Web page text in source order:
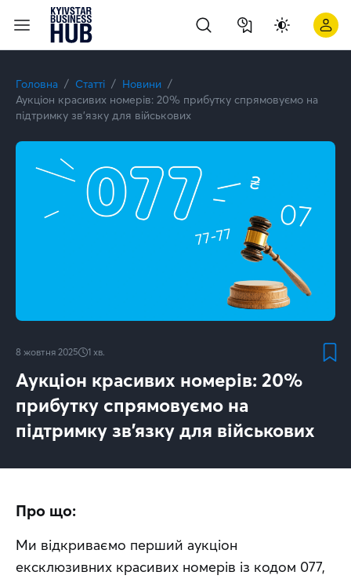
Головна Статті
Новини
Аукціон красивих номерів: 20% прибутку спрямовуємо на
підтримку зв’язку для військових
8 жовтня 2025 1 хв.
Аукціон красивих номерів: 20%
прибутку спрямовуємо на
підтримку зв’язку для військових
Про що:
Ми відкриваємо перший аукціон
ексклюзивних красивих номерів із кодом 077,
Київстар підтвердив спеціалізацію Analytics on Microsoft